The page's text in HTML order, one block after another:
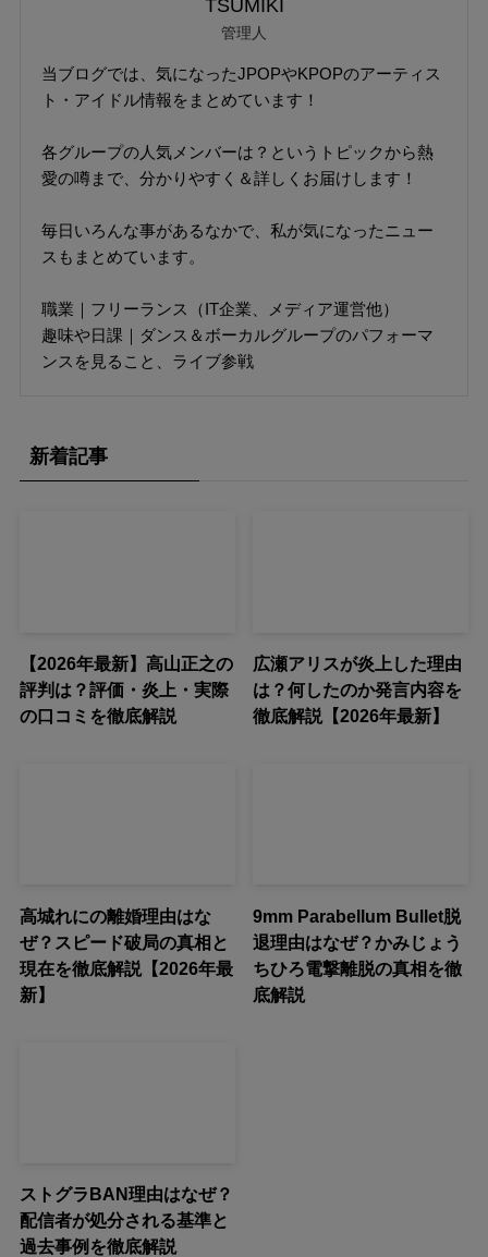
TSUMIKI
管理人
当ブログでは、気になったJPOPやKPOPのアーティス
ト・アイドル情報をまとめています！
各グループの人気メンバーは？というトピックから熱
愛の噂まで、分かりやすく＆詳しくお届けします！
毎日いろんな事があるなかで、私が気になったニュー
スもまとめています。
職業｜フリーランス（IT企業、メディア運営他）
趣味や日課｜ダンス＆ボーカルグループのパフォーマ
ンスを見ること、ライブ参戦
新着記事
【2026年最新】高山正之の
評判は？評価・炎上・実際
の口コミを徹底解説
広瀬アリスが炎上した理由
は？何したのか発言内容を
徹底解説【2026年最新】
高城れにの離婚理由はな
ぜ？スピード破局の真相と
現在を徹底解説【2026年最
新】
9mm Parabellum Bullet脱
退理由はなぜ？かみじょう
ちひろ電撃離脱の真相を徹
底解説
ストグラBAN理由はなぜ？
配信者が処分される基準と
過去事例を徹底解説